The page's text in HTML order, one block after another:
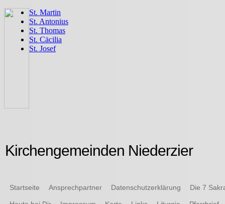
Kirchengemeinden Niederzier
Startseite Ansprechpartner Datenschutzerklärung Die 7